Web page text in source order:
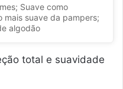
Suave como
mais suave da pampers;
algodão
total e suavidade